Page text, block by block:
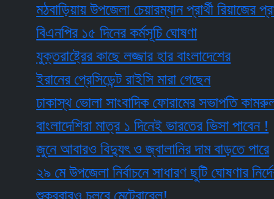
মঠবাড়িয়ায় উপজেলা চেয়ারম্যান প্রার্থী রিয়াজের
বিএনপির ১৫ দিনের কর্মসূচি ঘোষণা
যুক্তরাষ্ট্রের কাছে লজ্জার হার বাংলাদেশের
ইরানের প্রেসিডেন্ট রাইসি মারা গেছেন
ঢাকাস্থ ভোলা সাংবাদিক ফোরামের সভাপতি কামরুল,
বাংলাদেশিরা মাত্র ১ দিনেই ভারতের ভিসা পাবেন !
জুনে আবারও বিদ্যুৎ ও জ্বালানির দাম বাড়তে পারে
২৯ মে উপজেলা নির্বাচনে সাধারণ ছুটি ঘোষণার নির্দেশ